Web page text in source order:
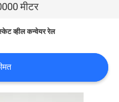
मीटर
व्हील कन्वेयर रेल